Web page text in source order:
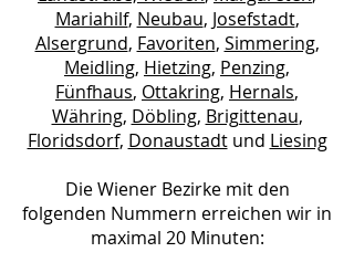
Mariahilf, Neubau, Josefstadt,
Alsergrund, Favoriten, Simmering,
Meidling, Hietzing, Penzing,
Fünfhaus, Ottakring, Hernals,
Währing, Döbling, Brigittenau,
Floridsdorf, Donaustadtund Liesing
Die Wiener Bezirke mit den
folgenden Nummern erreichen wir in
maximal 20 Minuten: